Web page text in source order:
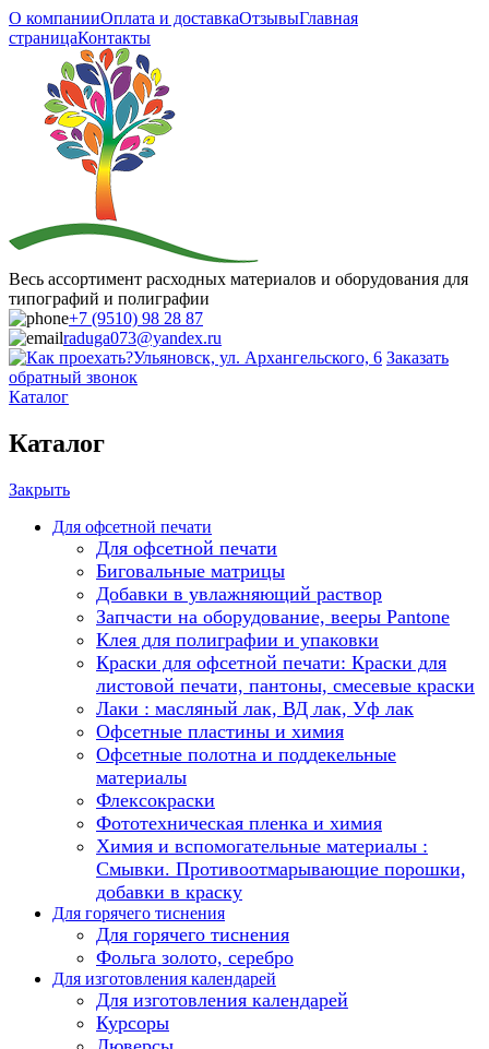
О компанииОплата и доставкаОтзывыГлавная
страницаКонтакты
Весь ассортимент расходных материалов и оборудования для
типографий и полиграфии
+7 (9510) 98 28 87
raduga073@yandex.ru
Ульяновск, ул. Архангельского, 6 Заказать
обратный звонок
Каталог
Каталог
Закрыть
Для офсетной печати
Для офсетной печати
Биговальные матрицы
Добавки в увлажняющий раствор
Запчасти на оборудование, вееры Pantone
Клея для полиграфии и упаковки
Краски для офсетной печати: Краски для
листовой печати, пантоны, смесевые краски
Лаки : масляный лак, ВД лак, Уф лак
Офсетные пластины и химия
Офсетные полотна и поддекельные
материалы
Флексокраски
Фототехническая пленка и химия
Химия и вспомогательные материалы :
Смывки. Противоотмарывающие порошки,
добавки в краску
Для горячего тиснения
Для горячего тиснения
Фольга золото, серебро
Для изготовления календарей
Для изготовления календарей
Курсоры